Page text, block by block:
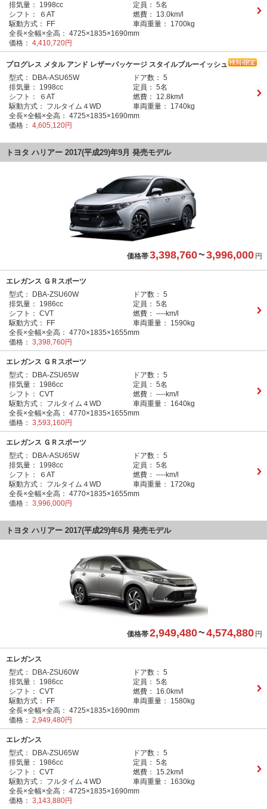
排気量：
1998cc 定員： 5名
シフト：
６AT 燃費：
13.0km/l
駆動方式：
FF 車両重量：
1700kg
全長×全幅×全高： 4725×1835×1690mm
価格： 4,410,720円
プログレス メタル アンド レザーパッケージ スタイルブルーイッシュ
型式：
DBA-ASU65W ドア数： 5
排気量：
1998cc 定員： 5名
シフト：
６AT 燃費：
12.8km/l
駆動方式：
フルタイム４WD 車両重量：
1740kg
全長×全幅×全高： 4725×1835×1690mm
価格： 4,605,120円
トヨタ ハリアー 2017(平成29)年9月 発売モデル
価格帯3,398,760~3,996,000 円
エレガンス ＧＲスポーツ
型式：
DBA-ZSU60W ドア数： 5
排気量：
1986cc 定員： 5名
シフト： CVT 燃費： ----km/l
駆動方式：
FF 車両重量：
1590kg
全長×全幅×全高： 4770×1835×1655mm
価格： 3,398,760円
エレガンス ＧＲスポーツ
型式：
DBA-ZSU65W ドア数： 5
排気量：
1986cc 定員： 5名
シフト： CVT 燃費： ----km/l
駆動方式：
フルタイム４WD 車両重量：
1640kg
全長×全幅×全高： 4770×1835×1655mm
価格： 3,593,160円
エレガンス ＧＲスポーツ
型式：
DBA-ASU65W ドア数： 5
排気量：
1998cc 定員： 5名
シフト：
６AT 燃費： ----km/l
駆動方式：
フルタイム４WD 車両重量：
1720kg
全長×全幅×全高： 4770×1835×1655mm
価格： 3,996,000円
トヨタ ハリアー 2017(平成29)年6月 発売モデル
価格帯2,949,480~4,574,880 円
エレガンス
型式：
DBA-ZSU60W ドア数： 5
排気量：
1986cc 定員： 5名
シフト： CVT 燃費：
16.0km/l
駆動方式：
FF 車両重量：
1580kg
全長×全幅×全高： 4725×1835×1690mm
価格： 2,949,480円
エレガンス
型式：
DBA-ZSU65W ドア数： 5
排気量：
1986cc 定員： 5名
シフト： CVT 燃費：
15.2km/l
駆動方式：
フルタイム４WD 車両重量：
1630kg
全長×全幅×全高： 4725×1835×1690mm
価格： 3,143,880円